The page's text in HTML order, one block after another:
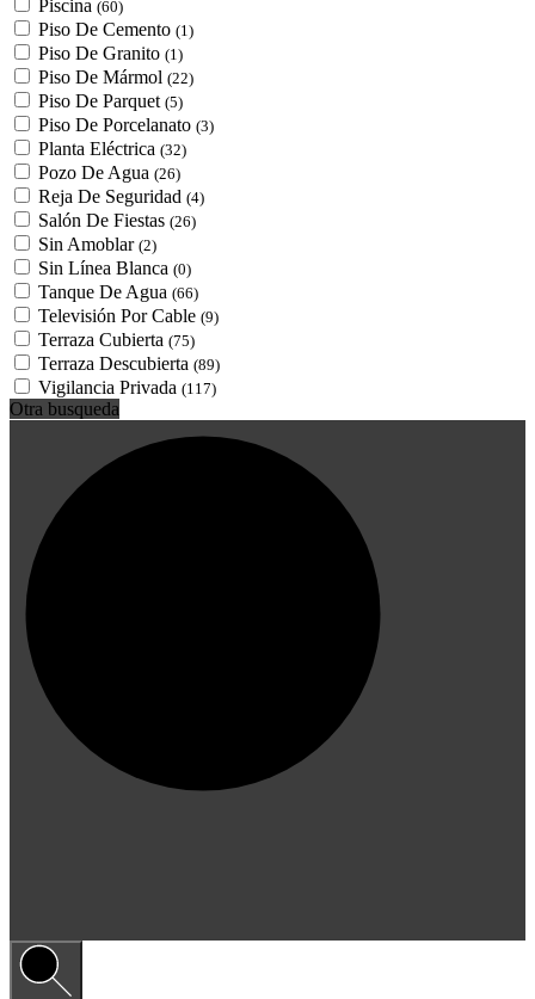
Piscina (60)
Piso De Cemento (1)
Piso De Granito (1)
Piso De Mármol (22)
Piso De Parquet (5)
Piso De Porcelanato (3)
Planta Eléctrica (32)
Pozo De Agua (26)
Reja De Seguridad (4)
Salón De Fiestas (26)
Sin Amoblar (2)
Sin Línea Blanca (0)
Tanque De Agua (66)
Televisión Por Cable (9)
Terraza Cubierta (75)
Terraza Descubierta (89)
Vigilancia Privada (117)
Otra busqueda